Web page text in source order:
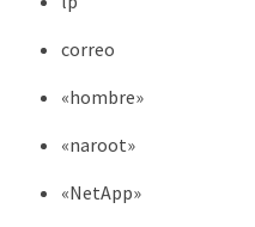
correo
«hombre»
«naroot»
«NetApp»